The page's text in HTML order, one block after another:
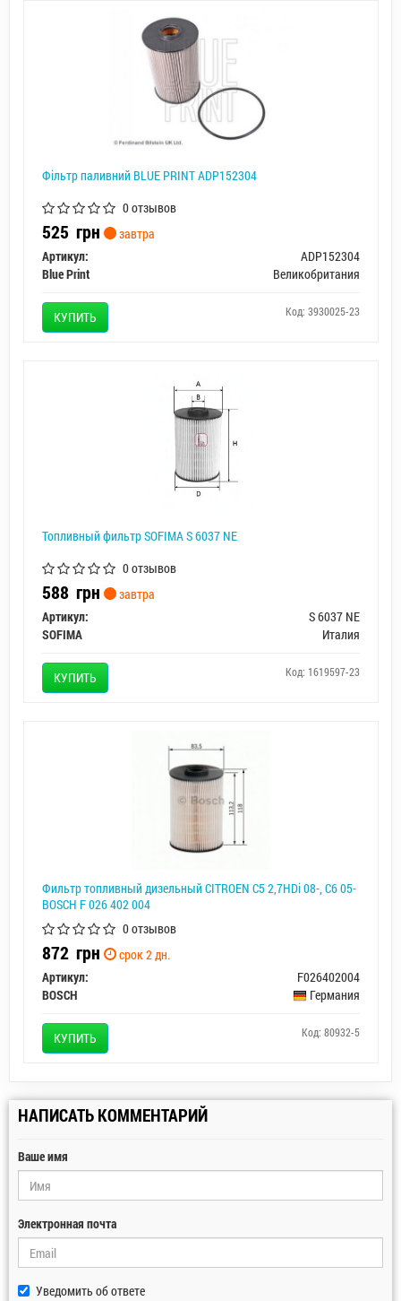
Фільтр паливний BLUE PRINT ADP152304
0 отзывов
525 грн
завтра
Артикул:
ADP152304
Blue Print
Великобритания
КУПИТЬ Код: 3930025-23
Топливный фильтр SOFIMA S 6037 NE
0 отзывов
588 грн
завтра
Артикул:
S 6037 NE
SOFIMA
Италия
КУПИТЬ Код: 1619597-23
Фильтр топливный дизельный CITROEN C5 2,7HDi 08-, C6 05-
BOSCH F 026 402 004
0 отзывов
872 грн
срок 2 дн.
Артикул:
F026402004
BOSCH
Германия
КУПИТЬ Код: 80932-5
НАПИСАТЬ КОММЕНТАРИЙ
Ваше имя
Электронная почта
Уведомить об ответе